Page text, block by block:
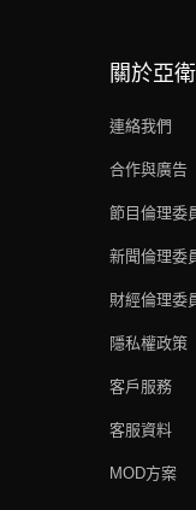
關於亞衛
連絡我們
合作與廣告
節目倫理委
新聞倫理委
財經倫理委
隱私權政策
客戶服務
客服資料
MOD方案